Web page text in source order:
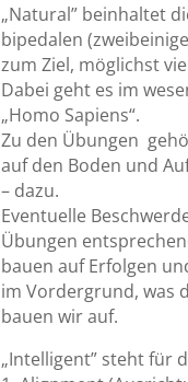
„Natural” beinhaltet
bipedalen
zum Ziel, möglichst
Dabei geht es im
„Homo Sapiens“.
Zu den Übungen
auf den Boden und
– dazu.
Eventuelle
Übungen
bauen auf Erfolgen
im Vordergrund, was
bauen wir auf.
„Intelligent” steht für